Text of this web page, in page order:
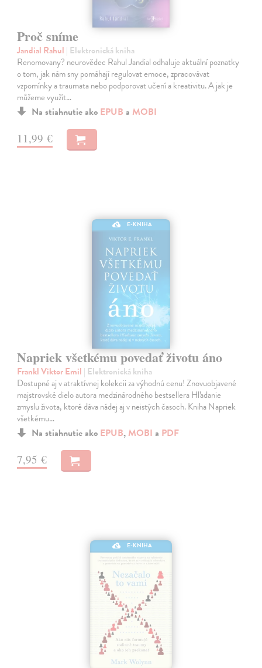
Proč sníme
Jandial Rahul | Elektronická kniha
Renomovany? neurovědec Rahul Jandial odhaluje aktuální poznatky
o tom, jak nám sny pomáhají regulovat emoce, zpracovávat
vzpomínky a traumata nebo podporovat učení a kreativitu. A jak je
můžeme využít…
Na stiahnutie ako EPUB a MOBI
11,99 €
E-KNIHA
Napriek všetkému povedať životu áno
Frankl Viktor Emil | Elektronická kniha
Dostupné aj v atraktívnej kolekcii za výhodnú cenu! Znovuobjavené
majstrovské dielo autora medzinárodného bestsellera Hľadanie
zmyslu života, ktoré dáva nádej aj v neistých časoch. Kniha Napriek
všetkému…
Na stiahnutie ako EPUB, MOBI a PDF
7,95 €
E-KNIHA